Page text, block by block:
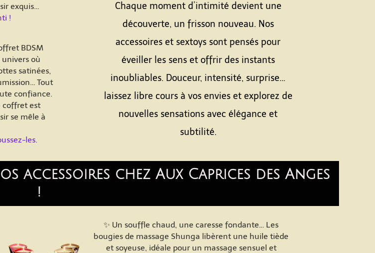
exquis…
!
Chaque moment d’intimité devient une
découverte, un frisson nouveau. Nos
accessoires et sextoys sont pensés pour
éveiller les sens et offrir des instants
inoubliables. Douceur, intensité, surprise…
laissez libre cours à vos envies et explorez de
nouvelles sensations avec élégance et
subtilité.
BDSM
univers où
satinées,
Tout
confiance.
coffret est
se mêle à
les.
accessoires chez Aux Caprices des Anges
!
✨ Un souffle chaud, une caresse fondante… Les
bougies de massage Shunga libèrent une huile tiède
et soyeuse, idéale pour un massage sensuel et